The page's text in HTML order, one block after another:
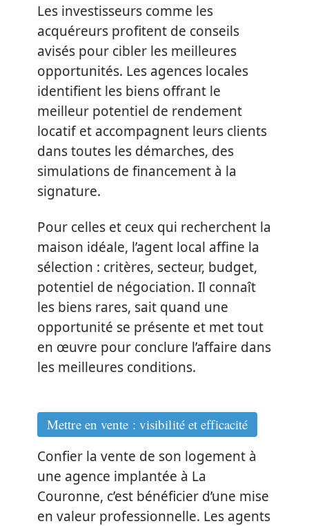
Les investisseurs comme les
acquéreurs profitent de conseils
avisés pour cibler les meilleures
opportunités. Les agences locales
identifient les biens offrant le
meilleur potentiel de rendement
locatif et accompagnent leurs clients
dans toutes les démarches, des
simulations de financement à la
signature.
Pour celles et ceux qui recherchent la
maison idéale, l’agent local affine la
sélection : critères, secteur, budget,
potentiel de négociation. Il connaît
les biens rares, sait quand une
opportunité se présente et met tout
en œuvre pour conclure l’affaire dans
les meilleures conditions.
Mettre en vente : visibilité et efficacité
Confier la vente de son logement à
une agence implantée à La
Couronne, c’est bénéficier d’une mise
en valeur professionnelle. Les agents